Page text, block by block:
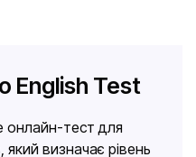
English Test
онлайн-тест для
визначає рівень